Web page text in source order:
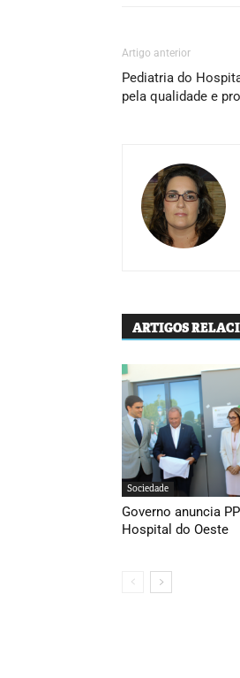
Artigo anterior
Pediatria do
pela qualidade e
ARTIGOS
Sociedade
Governo anuncia
Hospital do Oeste